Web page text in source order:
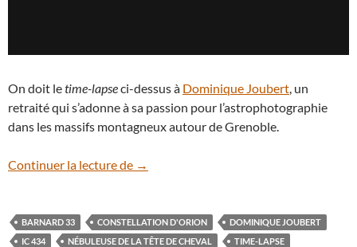
On doit letime-lapseci-dessus à Dominique Joubert , un
retraité qui s’adonne à sa passion pour l’astrophotographie
dans les massifs montagneux autour de Grenoble.
Continuer la lecture de En vidéo : séance d’astrophotographie
→
BARNARD 33 CONSTELLATION D'ORION
DOMINIQUE JOUBERT
IC 434
NÉBULEUSE DE LA TÊTE DE CHEVAL
TIME-LAPSE